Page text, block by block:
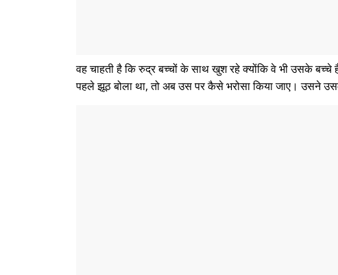
वह चाहती है कि रुद्र बच्चों के साथ खुश रहे क्योंकि वे भी उसके
पहले झूठ बोला था, तो अब उस पर कैसे भरोसा किया जाए। उसने